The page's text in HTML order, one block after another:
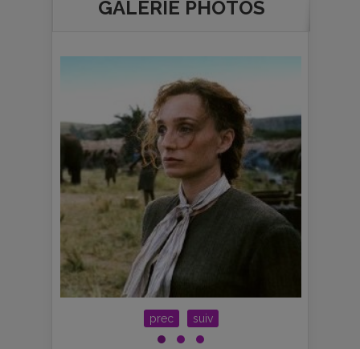
GALERIE PHOTOS
prec suiv